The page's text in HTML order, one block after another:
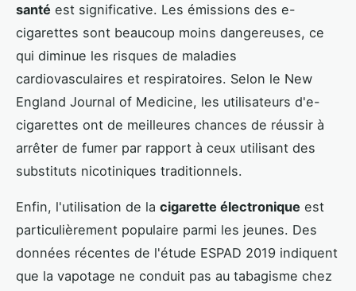
santé est significative. Les émissions des e-
cigarettes sont beaucoup moins dangereuses, ce
qui diminue les risques de maladies
cardiovasculaires et respiratoires. Selon le New
England Journal of Medicine, les utilisateurs d'e-
cigarettes ont de meilleures chances de réussir à
arrêter de fumer par rapport à ceux utilisant des
substituts nicotiniques traditionnels.
Enfin, l'utilisation de la cigarette électronique est
particulièrement populaire parmi les jeunes. Des
données récentes de l'étude ESPAD 2019 indiquent
que la vapotage ne conduit pas au tabagisme chez